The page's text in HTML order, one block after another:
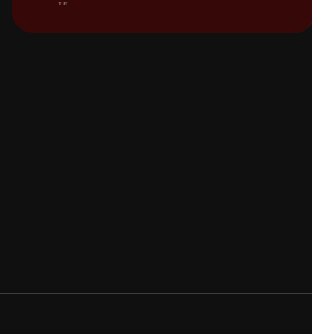
-- Идите уверенно по направлению к мечте.